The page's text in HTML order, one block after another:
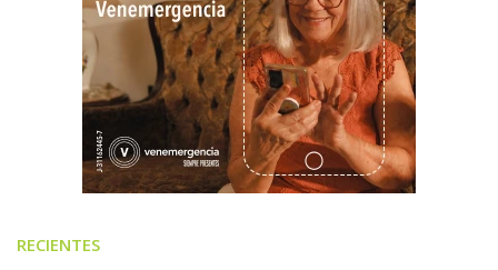
RECIENTES